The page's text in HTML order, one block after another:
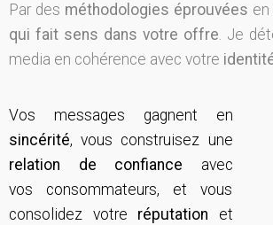
Par des méthodologies éprouvées en
qui fait sens dans votre offre. Je
media en cohérence avec votre
Vos messages gagnent en
sincérité, vous construisez une
relation de confiance avec
vos consommateurs, et vous
consolidez votre réputation et